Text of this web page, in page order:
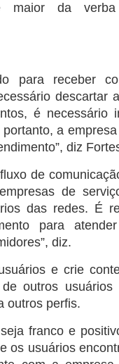
maior da
para receber
descartar
é necessário
a
diz
de
de
das redes. É
para
diz.
e crie
outros usuários
outros perfis.
franco e
os usuários